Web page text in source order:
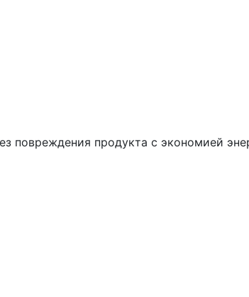
повреждения продукта с экономией